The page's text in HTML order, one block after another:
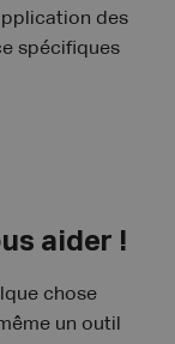
des
spécifiques
aider !
chose
un outil